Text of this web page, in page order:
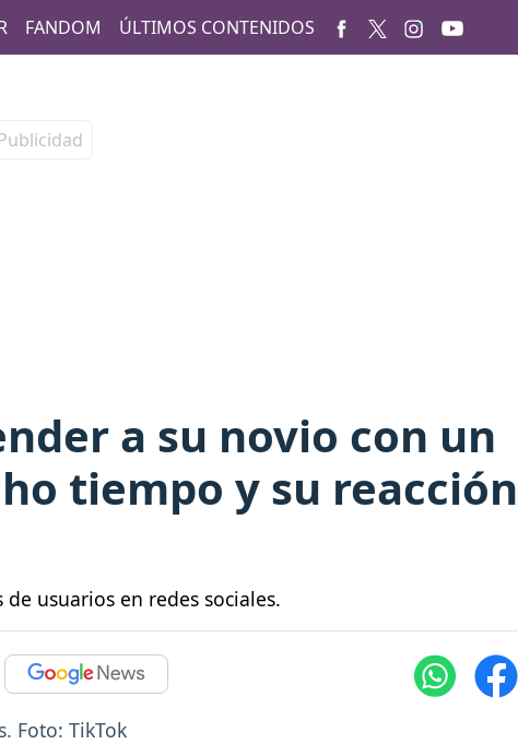
FANDOM ÚLTIMOS CONTENIDOS
a su novio con un
tiempo y su
usuarios en redes sociales.